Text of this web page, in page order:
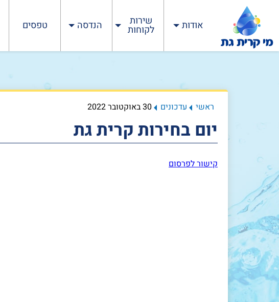
אודות שירות
לקוחות הנדסה טפסים
ראשי עדכונים 30 באוקטובר 2022
יום בחירות קרית גת
קישור לפרסום